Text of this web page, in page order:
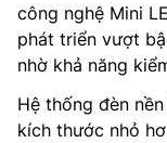
công nghệ Mini
phát triển vượt
nhờ khả năng
Hệ thống đèn
kích thước nhỏ